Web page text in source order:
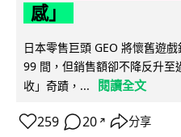
感」
日本零售巨頭 GEO 將懷舊遊
99 間，但銷售額卻不降反升至
收」奇蹟，...
閱讀全文
259 20 ↗ 分享